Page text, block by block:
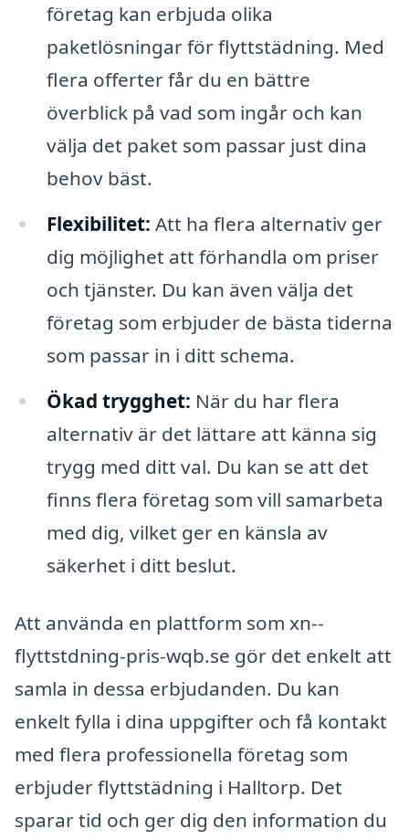
företag kan erbjuda olika
paketlösningar för flyttstädning. Med
flera offerter får du en bättre
överblick på vad som ingår och kan
välja det paket som passar just dina
behov bäst.
Flexibilitet: Att ha flera alternativ ger
dig möjlighet att förhandla om priser
och tjänster. Du kan även välja det
företag som erbjuder de bästa tiderna
som passar in i ditt schema.
Ökad trygghet: När du har flera
alternativ är det lättare att känna sig
trygg med ditt val. Du kan se att det
finns flera företag som vill samarbeta
med dig, vilket ger en känsla av
säkerhet i ditt beslut.
Att använda en plattform som xn--
flyttstdning-pris-wqb.se gör det enkelt att
samla in dessa erbjudanden. Du kan
enkelt fylla i dina uppgifter och få kontakt
med flera professionella företag som
erbjuder flyttstädning i Halltorp. Det
sparar tid och ger dig den information du